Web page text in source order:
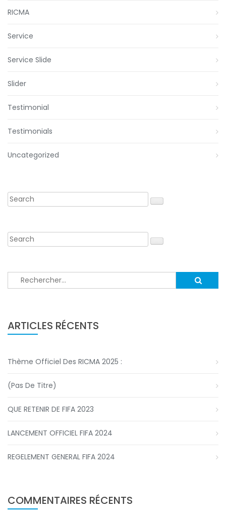
RICMA
Service
Service Slide
Slider
Testimonial
Testimonials
Uncategorized
Rechercher :
ARTICLES RÉCENTS
Thème Officiel Des RICMA 2025 :
(pas De Titre)
QUE RETENIR DE FIFA 2023
LANCEMENT OFFICIEL FIFA 2024
REGELEMENT GENERAL FIFA 2024
COMMENTAIRES RÉCENTS